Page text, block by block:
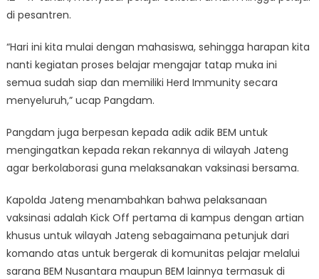
di pesantren.
“Hari ini kita mulai dengan mahasiswa, sehingga harapan kita
nanti kegiatan proses belajar mengajar tatap muka ini
semua sudah siap dan memiliki Herd Immunity secara
menyeluruh,” ucap Pangdam.
Pangdam juga berpesan kepada adik adik BEM untuk
mengingatkan kepada rekan rekannya di wilayah Jateng
agar berkolaborasi guna melaksanakan vaksinasi bersama.
Kapolda Jateng menambahkan bahwa pelaksanaan
vaksinasi adalah Kick Off pertama di kampus dengan artian
khusus untuk wilayah Jateng sebagaimana petunjuk dari
komando atas untuk bergerak di komunitas pelajar melalui
sarana BEM Nusantara maupun BEM lainnya termasuk di